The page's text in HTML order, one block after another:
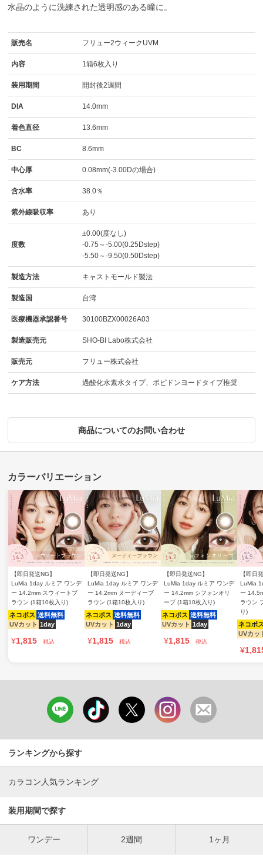
水晶のように洗練された透明感のある瞳に。
販売名 フリュー2ウィークUVM
内容 1箱6枚入り
装用期間 開封後2週間
DIA 14.0mm
着色直径 13.6mm
BC 8.6mm
中心厚 0.08mm(-3.00Dの場合)
含水率 38.0％
紫外線吸収率 あり
度数
±0.00(度なし)
-0.75～-5.00(0.25Dstep)
-5.50～-9.50(0.50Dstep)
製造方法 キャストモールド製法
製造国 台湾
医療機器承認番号 30100BZX00026A03
製造販売元 SHO-BI Labo株式会社
販売元 フリュー株式会社
ケア方法 過酸化水素水タイプ、ポピドンヨードタイプ推奨
商品についてのお問い合わせ
【即日発送NG】
LuMia 1day ルミア ワンデ
ー 14.2mm スウィートブ
ラウン (1箱10枚入り)
ネコポス 送料無料
UVカット 1day
¥1,815 税込
【即日発送NG】
LuMia 1day ルミア ワンデ
ー 14.2mm ヌーディーブ
ラウン (1箱10枚入り)
ネコポス 送料無料
UVカット 1day
¥1,815 税込
【即日発送NG】
LuMia 1day ルミア ワンデ
ー 14.2mm シフォンオリ
ーブ (1箱10枚入り)
ネコポス 送料無料
UVカット 1day
¥1,815 税込
【即日
LuMia
ー
ラウン
り)
ネコポ
UVカッ
¥
ランキングから探す
カラコン人気ランキング
装用期間で探す
ワンデー 2週間 1ヶ月